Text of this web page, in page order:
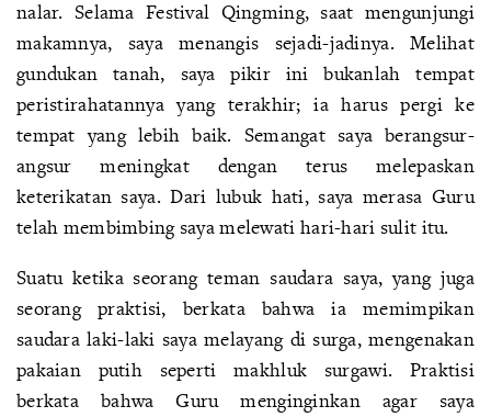
nalar. Selama Festival Qingming, saat mengunjungi
makamnya, saya menangis sejadi-jadinya. Melihat
gundukan tanah, saya pikir ini bukanlah tempat
peristirahatannya yang terakhir; ia harus pergi ke
tempat yang lebih baik. Semangat saya berangsur-
angsur meningkat dengan terus melepaskan
keterikatan saya. Dari lubuk hati, saya merasa Guru
telah membimbing saya melewati hari-hari sulit itu.
Suatu ketika seorang teman saudara saya, yang juga
seorang praktisi, berkata bahwa ia memimpikan
saudara laki-laki saya melayang di surga, mengenakan
pakaian putih seperti makhluk surgawi. Praktisi
berkata bahwa Guru menginginkan agar saya